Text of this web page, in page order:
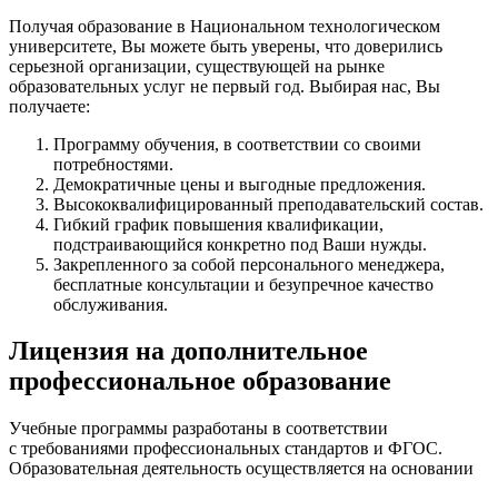
Получая образование в Национальном технологическом
университете, Вы можете быть уверены, что доверились
серьезной организации, существующей на рынке
образовательных услуг не первый год. Выбирая нас, Вы
получаете:
Программу обучения, в соответствии со своими
потребностями.
Демократичные цены и выгодные предложения.
Высококвалифицированный преподавательский состав.
Гибкий график повышения квалификации,
подстраивающийся конкретно под Ваши нужды.
Закрепленного за собой персонального менеджера,
бесплатные консультации и безупречное качество
обслуживания.
Лицензия на дополнительное
профессиональное образование
Учебные программы разработаны в соответствии
с требованиями профессиональных стандартов и ФГОС.
Образовательная деятельность осуществляется на основании